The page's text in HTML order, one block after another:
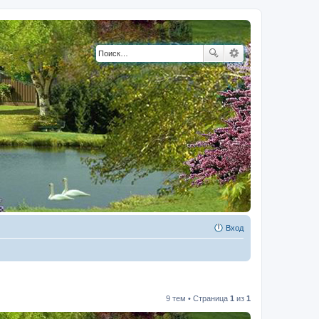
Вход
9 тем • Страница 1 из 1